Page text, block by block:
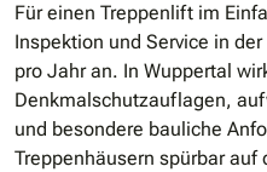
Für einen Treppenlift im
Inspektion und Service in
pro Jahr an. In Wuppertal
Denkmalschutzauflagen,
und besondere bauliche
Treppenhäusern spürbar auf